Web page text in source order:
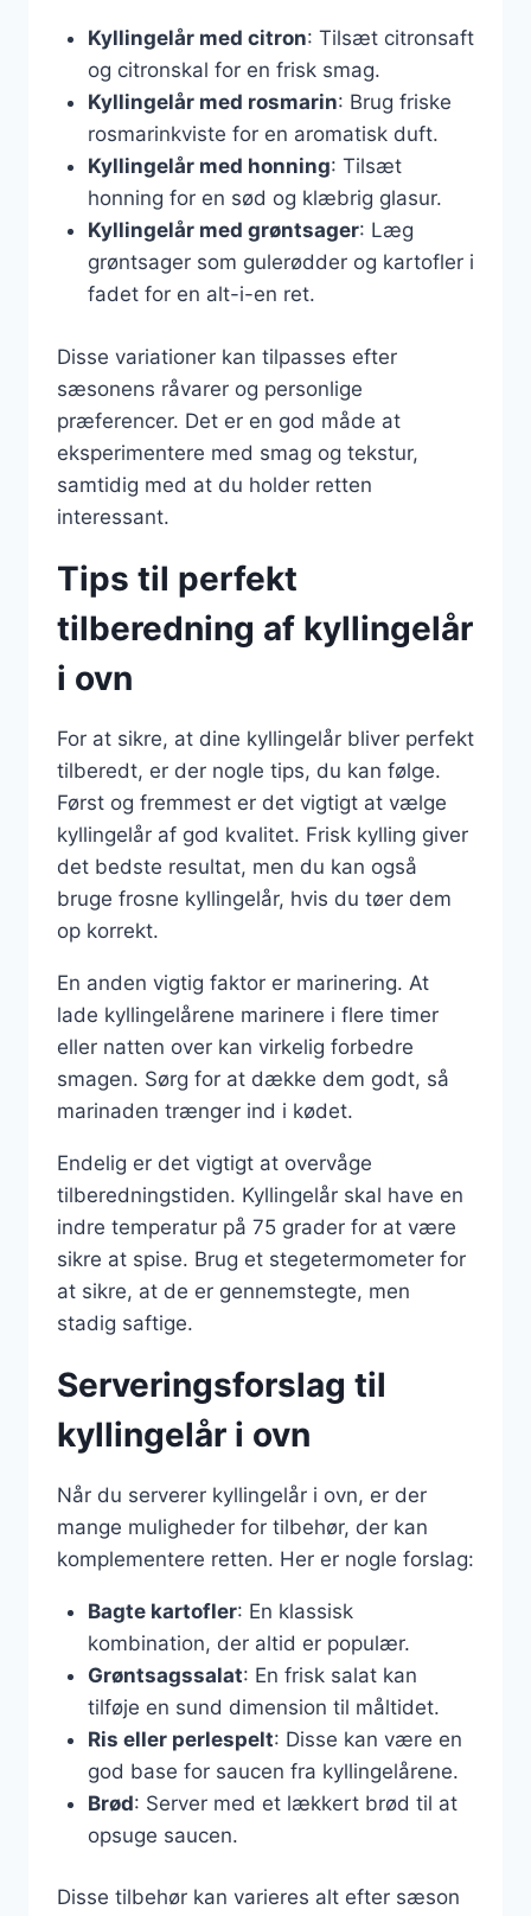
Kyllingelår med citron: Tilsæt citronsaft
og citronskal for en frisk smag.
Kyllingelår med rosmarin: Brug friske
rosmarinkviste for en aromatisk duft.
Kyllingelår med honning: Tilsæt
honning for en sød og klæbrig glasur.
Kyllingelår med grøntsager: Læg
grøntsager som gulerødder og kartofler i
fadet for en alt-i-en ret.
Disse variationer kan tilpasses efter
sæsonens råvarer og personlige
præferencer. Det er en god måde at
eksperimentere med smag og tekstur,
samtidig med at du holder retten
interessant.
Tips til perfekt
tilberedning af kyllingelår
i ovn
For at sikre, at dine kyllingelår bliver perfekt
tilberedt, er der nogle tips, du kan følge.
Først og fremmest er det vigtigt at vælge
kyllingelår af god kvalitet. Frisk kylling giver
det bedste resultat, men du kan også
bruge frosne kyllingelår, hvis du tøer dem
op korrekt.
En anden vigtig faktor er marinering. At
lade kyllingelårene marinere i flere timer
eller natten over kan virkelig forbedre
smagen. Sørg for at dække dem godt, så
marinaden trænger ind i kødet.
Endelig er det vigtigt at overvåge
tilberedningstiden. Kyllingelår skal have en
indre temperatur på 75 grader for at være
sikre at spise. Brug et stegetermometer for
at sikre, at de er gennemstegte, men
stadig saftige.
Serveringsforslag til
kyllingelår i ovn
Når du serverer kyllingelår i ovn, er der
mange muligheder for tilbehør, der kan
komplementere retten. Her er nogle forslag:
Bagte kartofler: En klassisk
kombination, der altid er populær.
Grøntsagssalat: En frisk salat kan
tilføje en sund dimension til måltidet.
Ris eller perlespelt: Disse kan være en
god base for saucen fra kyllingelårene.
Brød: Server med et lækkert brød til at
opsuge saucen.
Disse tilbehør kan varieres alt efter sæson